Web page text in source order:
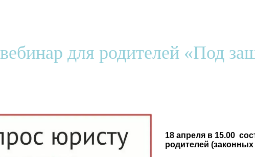
для родителей «Под
18 апреля в 15.00
родителей